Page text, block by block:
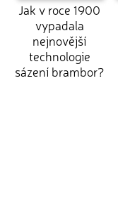
Jak v roce 1900
vypadala
nejnovější
technologie
sázení brambor?